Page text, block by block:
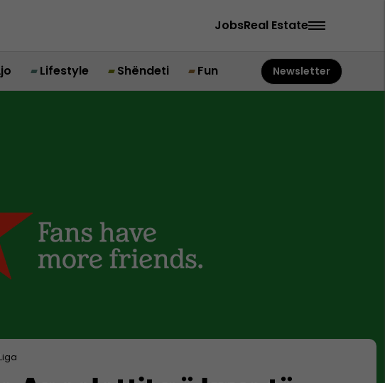
JobsReal Estate
Lifestyle Shëndeti Fun Newsletter